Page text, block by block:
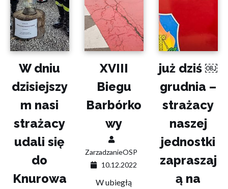
W dniu
dzisiejszy
m nasi
strażacy
udali się
do
Knurowa
XVIII
Biegu
Barbórko
wy
ZarzadzanieOSP
10.12.2022
W ubiegłą
już dziś ￼
grudnia –
strażacy
naszej
jednostki
zapraszaj
ą na